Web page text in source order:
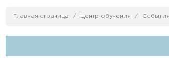
Главная страница Центр обучения